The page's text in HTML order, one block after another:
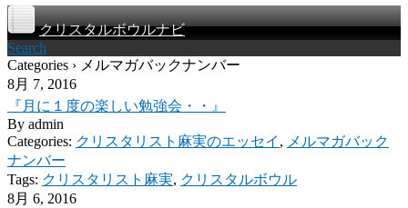
クリスタルボウルナビ
Search
Categories › メルマガバックナンバー
8月 7, 2016
『月に１度の楽しい勉強会・・』
By admin
Categories: クリスタリスト麻実のエッセイ , メルマガバック
ナンバー
Tags: クリスタリスト麻実, クリスタルボウル
8月 6, 2016